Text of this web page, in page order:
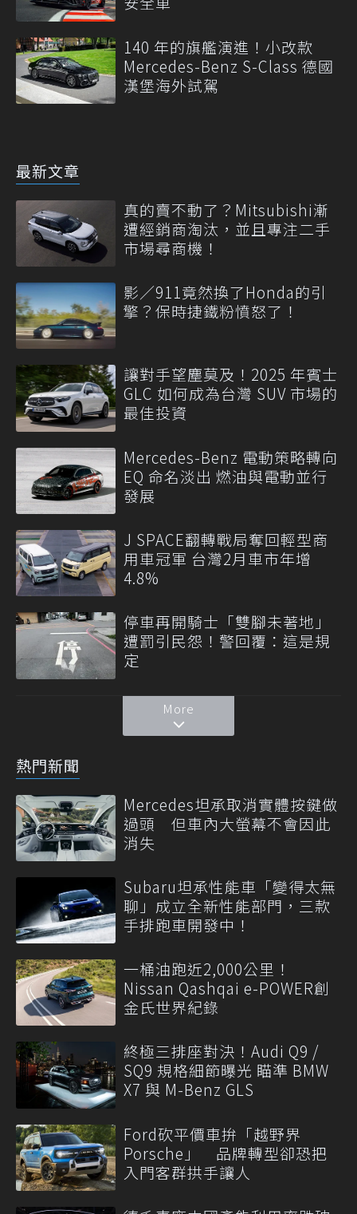
140 年的旗艦演進！小改款
Mercedes-Benz S-Class 德國
漢堡海外試駕
最新文章
真的賣不動了？Mitsubishi漸
遭經銷商淘汰，並且專注二手
市場尋商機！
影／911竟然換了Honda的引
擎？保時捷鐵粉憤怒了！
讓對手望塵莫及！2025 年賓士
GLC 如何成為台灣 SUV 市場的
最佳投資
Mercedes-Benz 電動策略轉向
EQ 命名淡出 燃油與電動並行
發展
J SPACE翻轉戰局奪回輕型商
用車冠軍 台灣2月車市年增
4.8%
停車再開騎士「雙腳未著地」
遭罰引民怨！警回覆：這是規
定
More
熱門新聞
Mercedes坦承取消實體按鍵做
過頭 但車內大螢幕不會因此
消失
Subaru坦承性能車「變得太無
聊」成立全新性能部門，三款
手排跑車開發中！
一桶油跑近2,000公里！
Nissan Qashqai e-POWER創
金氏世界紀錄
終極三排座對決！Audi Q9 /
SQ9 規格細節曝光 瞄準 BMW
X7 與 M-Benz GLS
Ford砍平價車拚「越野界
Porsche」 品牌轉型卻恐把
入門客群拱手讓人